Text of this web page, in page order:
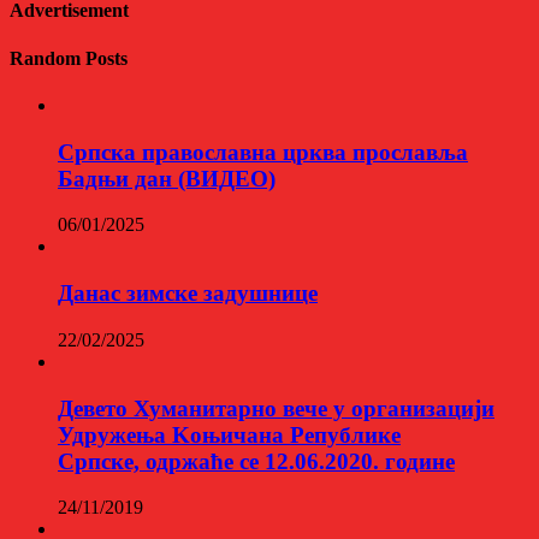
Advertisement
Random Posts
Српска православна црква прославља
Бадњи дан (ВИДЕО)
06/01/2025
Данас зимске задушнице
22/02/2025
Девето Хуманитарно вече у организацији
Удружења Kоњичана Републике
Српске, одржаће се 12.06.2020. године
24/11/2019